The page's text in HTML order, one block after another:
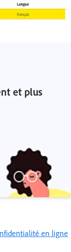
et plus
en ligne